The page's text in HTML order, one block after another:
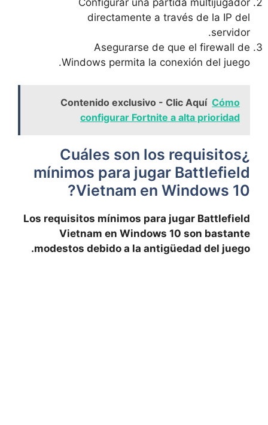
directamente a través de la IP del
servidor.
Asegurarse de que el firewall de
Windows permita la conexión del juego.
Contenido exclusivo - Clic Aquí Cómo
configurar Fortnite a alta prioridad
¿Cuáles son los requisitos
mínimos para jugar Battlefield
Vietnam en Windows 10?
Los requisitos mínimos para jugar Battlefield
Vietnam en Windows 10 son bastante
modestos debido a la antigüedad del juego.